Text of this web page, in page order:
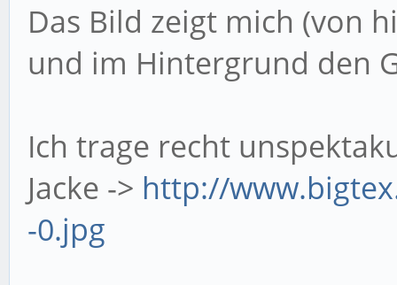
Das Bild zeigt mich (von
und im Hintergrund den
Ich trage recht
Jacke -> http://
-0.jpg